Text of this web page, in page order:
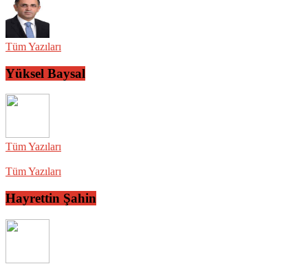
Tüm Yazıları
Yüksel Baysal
Tüm Yazıları
Tüm Yazıları
Hayrettin Şahin